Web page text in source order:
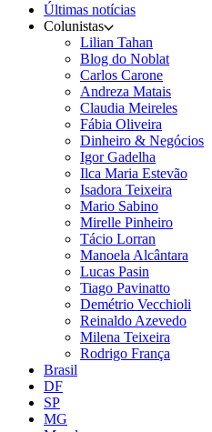
Últimas notícias
Colunistas
Lilian Tahan
Blog do Noblat
Carlos Carone
Andreza Matais
Claudia Meireles
Fábia Oliveira
Dinheiro & Negócios
Igor Gadelha
Ilca Maria Estevão
Isadora Teixeira
Mario Sabino
Mirelle Pinheiro
Tácio Lorran
Manoela Alcântara
Lucas Pasin
Tiago Pavinatto
Demétrio Vecchioli
Reinaldo Azevedo
Milena Teixeira
Rodrigo França
Brasil
DF
SP
MG